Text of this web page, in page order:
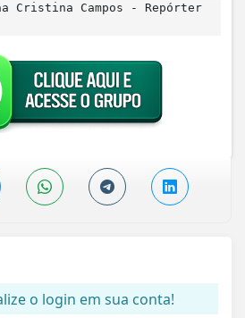
Cristina Campos - Repórter
o login em sua conta!